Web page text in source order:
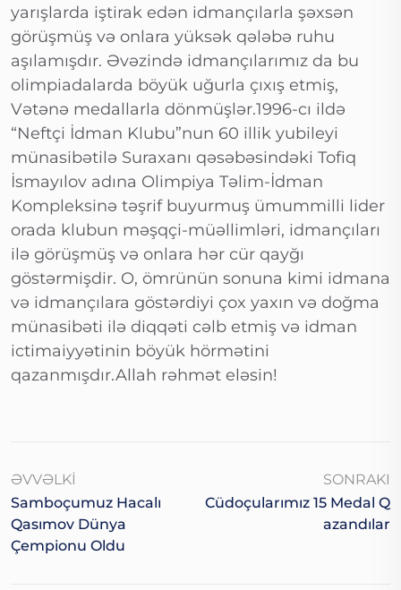
yarışlarda iştirak edən idmançılarla şəxsən
görüşmüş və onlara yüksək qələbə ruhu
aşılamışdır. Əvəzində idmançılarımız da bu
olimpiadalarda böyük uğurla çıxış etmiş,
Vətənə medallarla dönmüşlər.1996-cı ildə
“Neftçi İdman Klubu”nun 60 illik yubileyi
münasibətilə Suraxanı qəsəbəsindəki Tofiq
İsmayılov adına Olimpiya Təlim-İdman
Kompleksinə təşrif buyurmuş ümummilli lider
orada klubun məşqçi-müəllimləri, idmançıları
ilə görüşmüş və onlara hər cür qayğı
göstərmişdir. O, ömrünün sonuna kimi idmana
və idmançılara göstərdiyi çox yaxın və doğma
münasibəti ilə diqqəti cəlb etmiş və idman
ictimaiyyətinin böyük hörmətini
qazanmışdır.Allah rəhmət eləsin!
ƏVVƏLKI
Samboçumuz Hacalı
Qasımov Dünya
Çempionu Oldu
SONRAKI
Cüdoçularımız 15 Medal Q
Azandılar